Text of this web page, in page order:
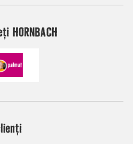
HORNBACH